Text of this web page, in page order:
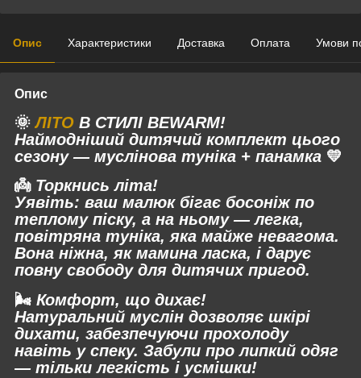
Опис Характеристики Доставка Оплата Умови
Опис
🌞 ЛІТО В СТИЛІ BEWARM!
Наймодніший дитячий комплект цього
сезону — муслінова туніка + панамка 💛
👼 Торкнись літа!
Уявіть: ваш малюк бігає босоніж по
теплому піску, а на ньому — легка,
повітряна туніка, яка майже невагома.
Вона ніжна, як мамина ласка, і дарує
повну свободу для дитячих пригод.
🌬 Комфорт, що дихає!
Натуральний муслін дозволяє шкірі
дихати, забезпечуючи прохолоду
навіть у спеку. Забули про липкий одяг
— тільки легкість і усмішки!